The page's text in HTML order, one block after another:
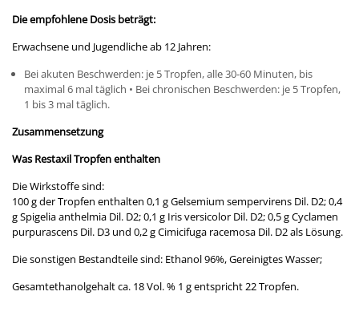
Die empfohlene Dosis beträgt:
Erwachsene und Jugendliche ab 12 Jahren:
Bei akuten Beschwerden: je 5 Tropfen, alle 30-60 Minuten, bis
maximal 6 mal täglich • Bei chronischen Beschwerden: je 5 Tropfen,
1 bis 3 mal täglich.
Zusammensetzung
Was Restaxil Tropfen enthalten
Die Wirkstoffe sind:
100 g der Tropfen enthalten 0,1 g Gelsemium sempervirens Dil. D2; 0,4
g Spigelia anthelmia Dil. D2; 0,1 g Iris versicolor Dil. D2; 0,5 g Cyclamen
purpurascens Dil. D3 und 0,2 g Cimicifuga racemosa Dil. D2 als Lösung.
Die sonstigen Bestandteile sind: Ethanol 96%, Gereinigtes Wasser;
Gesamtethanolgehalt ca. 18 Vol. % 1 g entspricht 22 Tropfen.